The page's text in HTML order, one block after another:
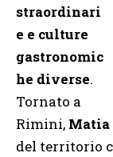
straordinari
e e culture
gastronomic
he diverse.
Tornato a
Rimini, Matia
del territorio